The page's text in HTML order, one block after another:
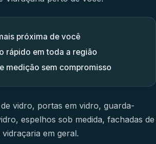
próxima de você
rápido em toda a região
medição sem compromisso
vidro, portas em vidro, guarda-
, espelhos sob medida, fachadas de
em geral.